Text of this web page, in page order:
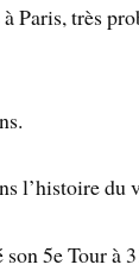
Paris, très
l’histoire du
5e Tour à